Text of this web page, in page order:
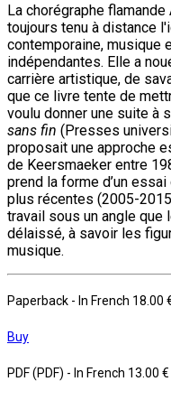
La chorégraphe
toujours tenu à distance
contemporaine, musique
indépendantes. Elle a
carrière artistique, de
que ce livre tente de
voulu donner une suite à
sans fin (Presses
proposait une approche
de Keersmaeker entre
prend la forme d’un
plus récentes (2005-
travail sous un angle que
délaissé, à savoir les
musique.
Paperback - In French 18.00
Buy
PDF (PDF) - In French 13.00 €